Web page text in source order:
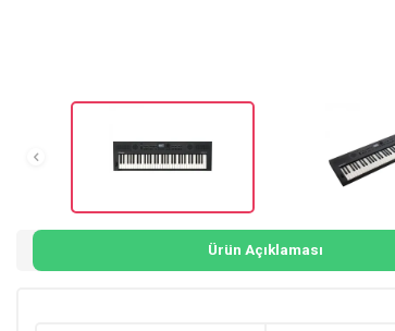
Ürün Açıklaması